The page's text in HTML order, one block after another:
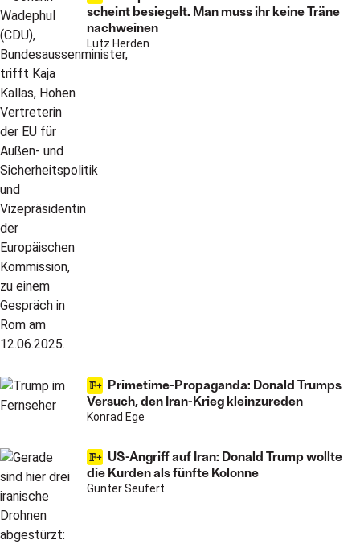
scheint besiegelt. Man muss ihr keine Träne
nachweinen
Lutz Herden
Primetime-Propaganda: Donald Trumps
Versuch, den Iran-Krieg kleinzureden
Konrad Ege
US-Angriff auf Iran: Donald Trump wollte
die Kurden als fünfte Kolonne
Günter Seufert